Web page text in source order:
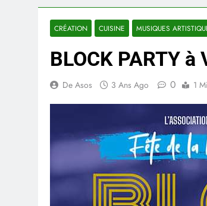
CRÉATION CUISINE MUSIQUES
BLOCK PARTY
De Asos 3 Ans Ago 0 1